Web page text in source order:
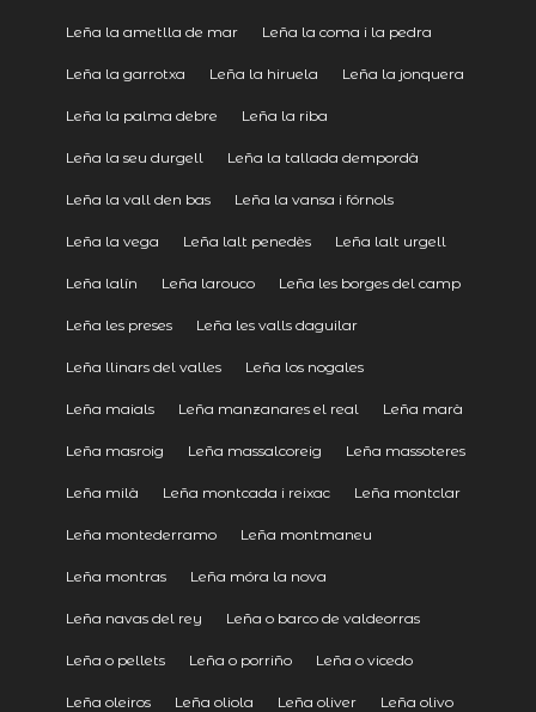
Leña la ametlla de mar Leña la coma i la pedra
Leña la garrotxa Leña la hiruela Leña la jonquera
Leña la palma debre Leña la riba
Leña la seu durgell Leña la tallada dempordà
Leña la vall den bas Leña la vansa i fórnols
Leña la vega Leña lalt penedès Leña lalt urgell
Leña lalín Leña larouco Leña les borges del camp
Leña les preses Leña les valls daguilar
Leña llinars del valles Leña los nogales
Leña maials Leña manzanares el real Leña marà
Leña masroig Leña massalcoreig Leña massoteres
Leña milà Leña montcada i reixac Leña montclar
Leña montederramo Leña montmaneu
Leña montras Leña móra la nova
Leña navas del rey Leña o barco de valdeorras
Leña o pellets Leña o porriño Leña o vicedo
Leña oleiros Leña oliola Leña oliver Leña olivo